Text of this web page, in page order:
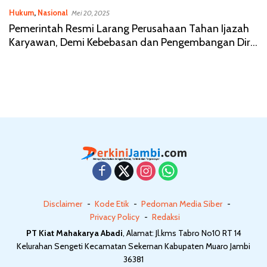
Hukum, Nasional Mei 20, 2025
Pemerintah Resmi Larang Perusahaan Tahan Ijazah
Karyawan, Demi Kebebasan dan Pengembangan Diri
Disclaimer Kode Etik
Pedoman Media Siber
Privacy Policy
Redaksi
PT Kiat Mahakarya Abadi, Alamat: Jl.kms Tabro No10 RT 14
Kelurahan Sengeti Kecamatan Sekernan Kabupaten Muaro Jambi
36381